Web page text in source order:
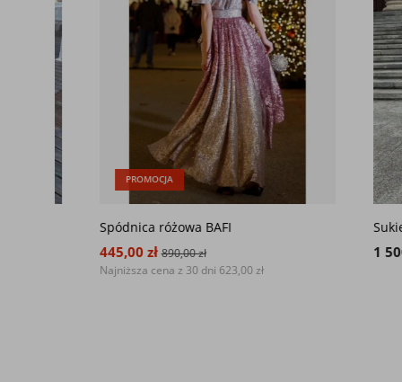
PROMOCJA
Spódnica różowa BAFI
445,00 zł 890,00 zł
Najniższa cena z 30 dni623,00 zł
1